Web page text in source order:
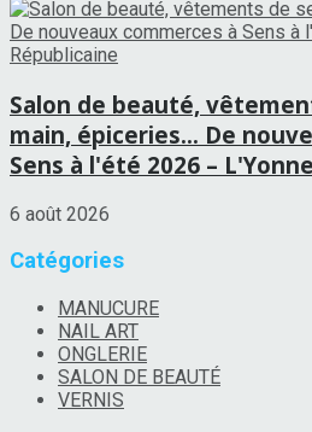
Salon de beauté,
main, épiceries… De
Sens à l'été 2026 –
6 août 2026
Catégories
MANUCURE
NAIL ART
ONGLERIE
SALON DE BEAUTÉ
VERNIS